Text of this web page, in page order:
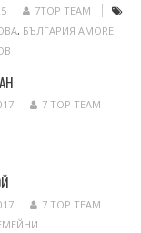
7TOP TEAM
, БЪЛГАРИЯ AMORE
7 TOP TEAM
7 TOP TEAM